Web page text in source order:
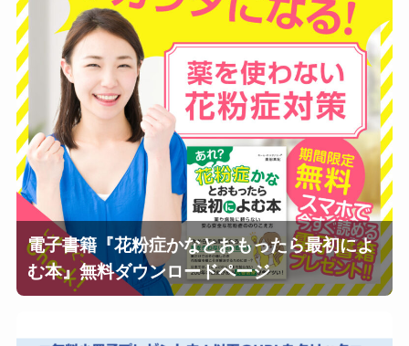
電子書籍『花粉症かなとおもったら最初によ
む本』無料ダウンロードページ